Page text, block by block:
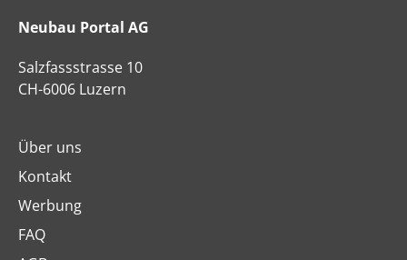
Neubau Portal AG
Salzfassstrasse 10
CH-6006 Luzern
Über uns
Kontakt
Werbung
FAQ